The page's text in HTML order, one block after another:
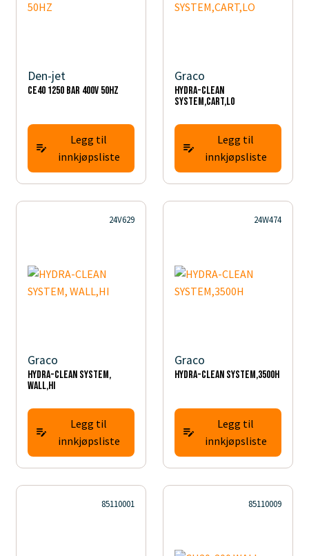
Den-jet
CE40 1250 BAR 400V 50HZ
Legg til
innkjøpsliste
Graco
HYDRA-CLEAN
SYSTEM,CART,LO
Legg til
innkjøpsliste
24V629
Graco
HYDRA-CLEAN SYSTEM,
WALL,HI
Legg til
innkjøpsliste
24W474
Graco
HYDRA-CLEAN SYSTEM,3500H
Legg til
innkjøpsliste
85110001 85110009